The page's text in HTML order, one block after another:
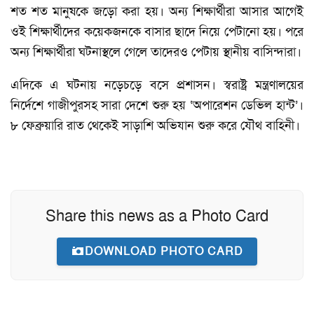
শত শত মানুষকে জড়ো করা হয়। অন্য শিক্ষার্থীরা আসার আগেই
ওই শিক্ষার্থীদের কয়েকজনকে বাসার ছাদে নিয়ে পেটানো হয়। পরে
অন্য শিক্ষার্থীরা ঘটনাস্থলে গেলে তাদেরও পেটায় স্থানীয় বাসিন্দারা।
এদিকে এ ঘটনায় নড়েচড়ে বসে প্রশাসন। স্বরাষ্ট্র মন্ত্রণালয়ের
নির্দেশে গাজীপুরসহ সারা দেশে শুরু হয় ‘অপারেশন ডেভিল হান্ট’।
৮ ফেব্রুয়ারি রাত থেকেই সাড়াশি অভিযান শুরু করে যৌথ বাহিনী।
Share this news as a Photo Card
DOWNLOAD PHOTO CARD